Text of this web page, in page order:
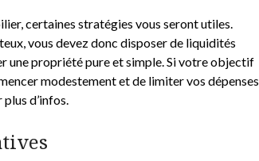
certaines stratégies vous seront utiles.
vous devez donc disposer de liquidités
une propriété pure et simple. Si votre objectif
modestement et de limiter vos dépenses.
d’infos.